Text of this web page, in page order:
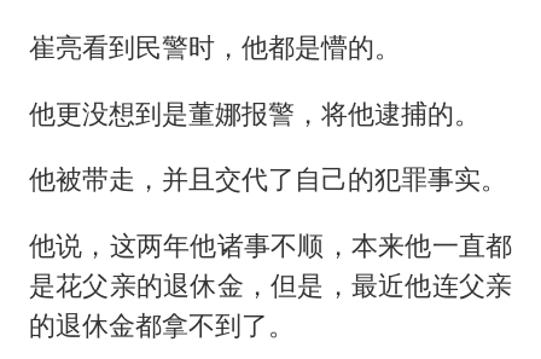
崔亮看到民警时，他都是懵的。
他更没想到是董娜报警，将他逮捕的。
他被带走，并且交代了自己的犯罪事实。
他说，这两年他诸事不顺，本来他一直都
是花父亲的退休金，但是，最近他连父亲
的退休金都拿不到了。